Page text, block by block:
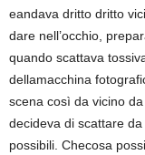
eandava dritto dritto
dare nell’occhio,
quando scattava
dellamacchina
scena così da vicino
decideva di scattare
possibili. Checosa